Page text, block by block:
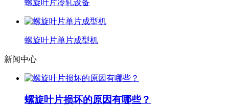
螺旋叶片冷轧设备
螺旋叶片单片成型机
新闻中心
螺旋叶片损坏的原因有哪些？